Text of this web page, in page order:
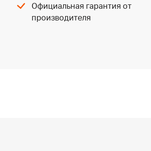
Официальная гарантия от
производителя